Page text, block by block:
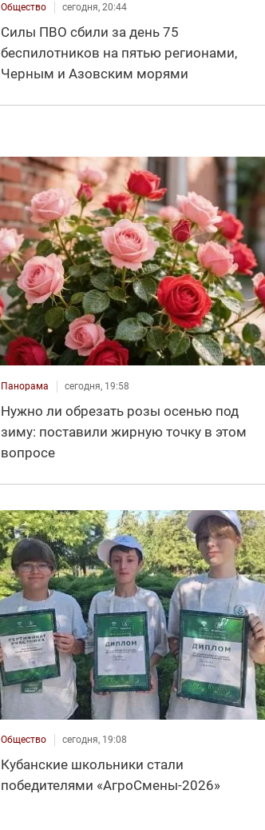
Общество сегодня, 20:44
Силы ПВО сбили за день 75
беспилотников на пятью регионами,
Черным и Азовским морями
Панорама сегодня, 19:58
Нужно ли обрезать розы осенью под
зиму: поставили жирную точку в этом
вопросе
Общество сегодня, 19:08
Кубанские школьники стали
победителями «АгроСмены-2026»